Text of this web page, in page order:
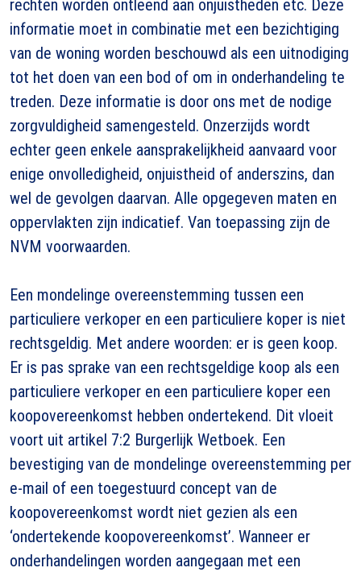
rechten worden ontleend aan onjuistheden etc. Deze
informatie moet in combinatie met een bezichtiging
van de woning worden beschouwd als een uitnodiging
tot het doen van een bod of om in onderhandeling te
treden. Deze informatie is door ons met de nodige
zorgvuldigheid samengesteld. Onzerzijds wordt
echter geen enkele aansprakelijkheid aanvaard voor
enige onvolledigheid, onjuistheid of anderszins, dan
wel de gevolgen daarvan. Alle opgegeven maten en
oppervlakten zijn indicatief. Van toepassing zijn de
NVM voorwaarden.
Een mondelinge overeenstemming tussen een
particuliere verkoper en een particuliere koper is niet
rechtsgeldig. Met andere woorden: er is geen koop.
Er is pas sprake van een rechtsgeldige koop als een
particuliere verkoper en een particuliere koper een
koopovereenkomst hebben ondertekend. Dit vloeit
voort uit artikel 7:2 Burgerlijk Wetboek. Een
bevestiging van de mondelinge overeenstemming per
e-mail of een toegestuurd concept van de
koopovereenkomst wordt niet gezien als een
‘ondertekende koopovereenkomst’. Wanneer er
onderhandelingen worden aangegaan met een